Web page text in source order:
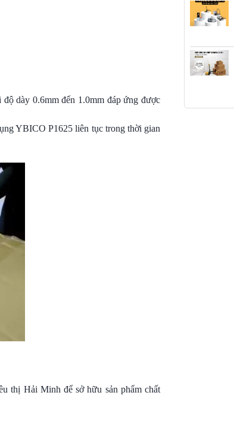
dày 0.6mm đến 1.0mm đáp ứng được
YBICO P1625 liên tục trong thời gian
thị Hải Minh để sở hữu sản phẩm chất